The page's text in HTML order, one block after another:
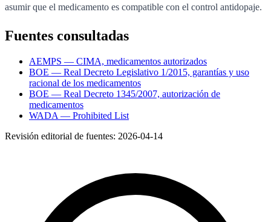
asumir que el medicamento es compatible con el control antidopaje.
Fuentes consultadas
AEMPS — CIMA, medicamentos autorizados
BOE — Real Decreto Legislativo 1/2015, garantías y uso
racional de los medicamentos
BOE — Real Decreto 1345/2007, autorización de
medicamentos
WADA — Prohibited List
Revisión editorial de fuentes: 2026-04-14